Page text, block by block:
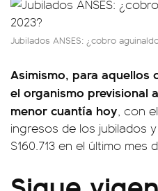
Jubilados ANSES: ¿cobro
Asimismo, para aquellos
el organismo previsional
menor cuantía hoy, con
ingresos de los jubilados
$160.713 en el último mes